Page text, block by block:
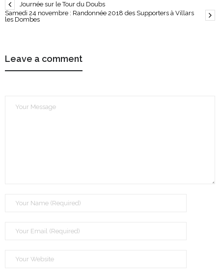
Journée sur le Tour du Doubs
Samedi 24 novembre : Randonnée 2018 des Supporters à Villars
les Dombes
Leave a comment